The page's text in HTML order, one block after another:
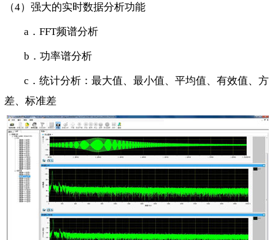
（4）强大的实时数据分析功能
a．FFT频谱分析
b．功率谱分析
c．统计分析：最大值、最小值、平均值、有效值、方
差、标准差